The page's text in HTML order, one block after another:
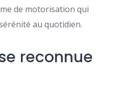
de motorisation qui
au quotidien.
reconnue